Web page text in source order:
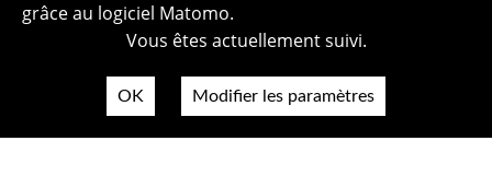
grâce au logiciel Matomo.
Vous êtes actuellement suivi.
OK Modifier les paramètres